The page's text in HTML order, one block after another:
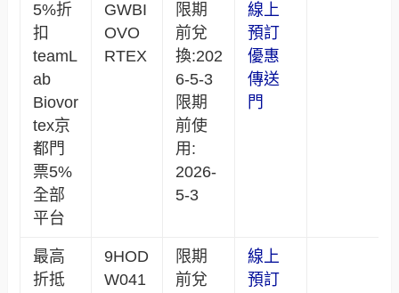
5%折
扣
teamL
ab
Biovor
tex京
都門
票5%
全部
平台
GWBI
OVO
RTEX
限期
前兌
換:202
6-5-3
限期
前使
用:
2026-
5-3
線上
預訂
優惠
傳送
門
最高
折抵
9HOD
W041
限期
前兌
線上
預訂